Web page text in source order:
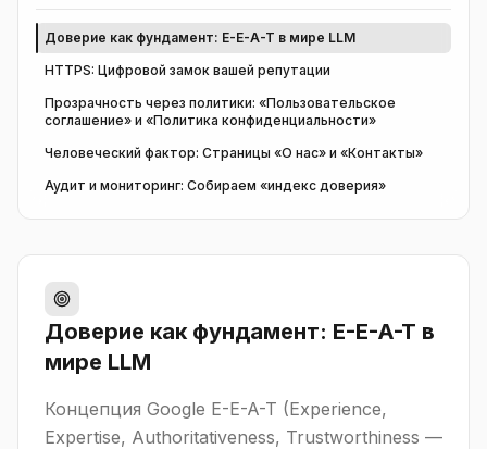
Доверие как фундамент: E-E-A-T в мире LLM
HTTPS: Цифровой замок вашей репутации
Прозрачность через политики: «Пользовательское
соглашение» и «Политика конфиденциальности»
Человеческий фактор: Страницы «О нас» и «Контакты»
Аудит и мониторинг: Собираем «индекс доверия»
Доверие как фундамент: E-E-A-T в
мире LLM
Концепция Google E-E-A-T (Experience,
Expertise, Authoritativeness, Trustworthiness —